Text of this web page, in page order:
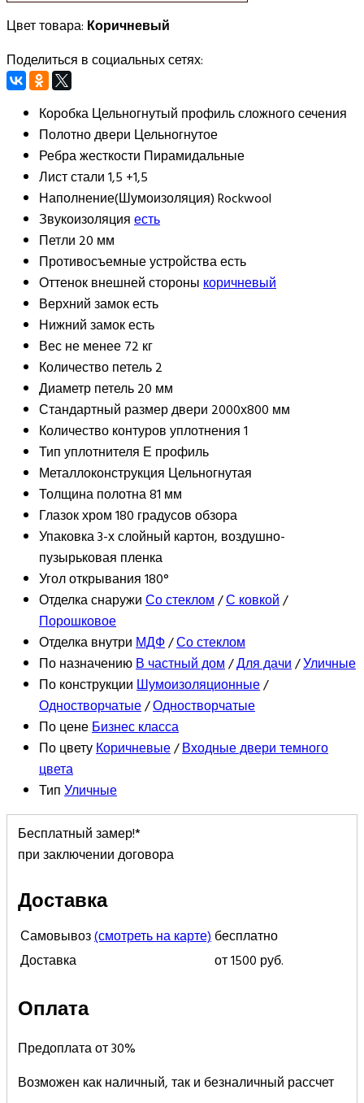
Цвет товара: Коричневый
Поделиться в социальных сетях:
КоробкаЦельногнутый профиль сложного сечения
Полотно двери Цельногнутое
Ребра жесткости Пирамидальные
Лист стали1,5 +1,5
Наполнение(Шумоизоляция)Rockwool
Звукоизоляцияесть
Петли 20 мм
Противосъемные устройстваесть
Оттенок внешней стороныкоричневый
Верхний замокесть
Нижний замокесть
Весне менее 72 кг
Количество петель2
Диаметр петель20 мм
Стандартный размер двери 2000х800 мм
Количество контуров уплотнения1
Тип уплотнителя Е профиль
Металлоконструкция Цельногнутая
Толщина полотна81 мм
Глазокхром 180 градусов обзора
Упаковка3-х слойный картон, воздушно-
пузырьковая пленка
Угол открывания180°
Отделка снаружиСо стеклом/С ковкой/
Порошковое
Отделка внутриМДФ/Со стеклом
По назначениюВ частный дом/Для дачи/Уличные
По конструкцииШумоизоляционные/
Одностворчатые/Одностворчатые
По ценеБизнес класса
По цветуКоричневые/Входные двери темного
цвета
ТипУличные
Бесплатный замер!*
при заключении договора
Доставка
Самовывоз(смотреть на карте)бесплатно
Доставка
от 1500 руб.
Оплата
Предоплата от 30%
Возможен как наличный, так и безналичный рассчет